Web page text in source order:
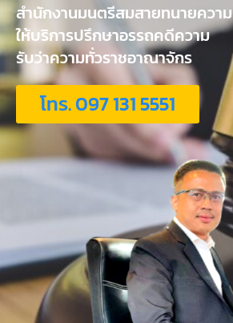
สำนักงานมนตรีสมสายทนายความ
ให้บริการปรึกษาอรรถคดีความ
รับว่าความทั่วราชอาณาจักร
โทร. 097 131 5551